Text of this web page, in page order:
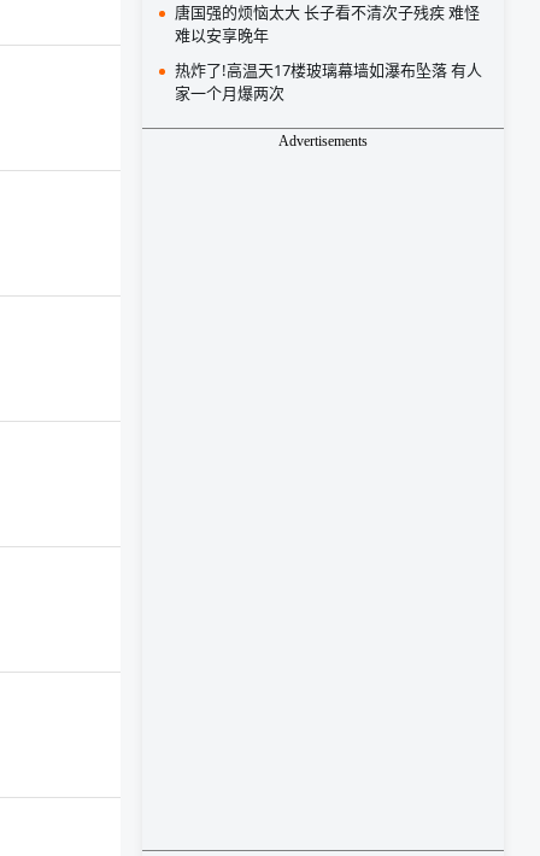
唐国强的烦恼太大 长子看不清次子残疾 难怪
难以安享晚年
热炸了!高温天17楼玻璃幕墙如瀑布坠落 有人
家一个月爆两次
Advertisements